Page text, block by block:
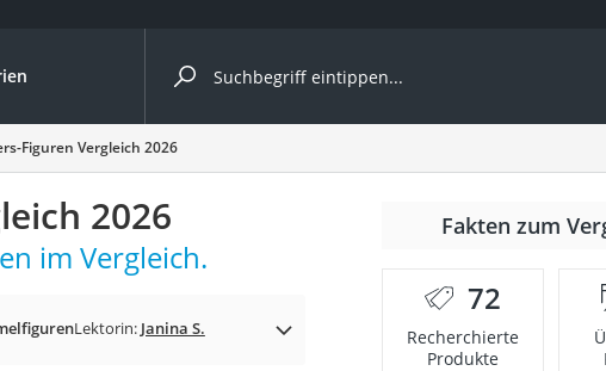
Vergleiche nach Kategorie
2 Kameras
Figuren Vergleich 2026
2026
im Vergleich.
Lektorin: Janina S.
Fakten zum
72
Recherchierte
Produkte